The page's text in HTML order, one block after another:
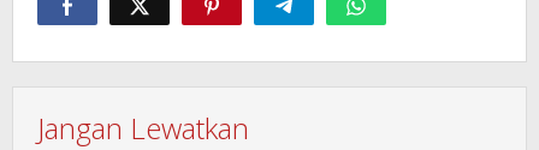
Jangan Lewatkan